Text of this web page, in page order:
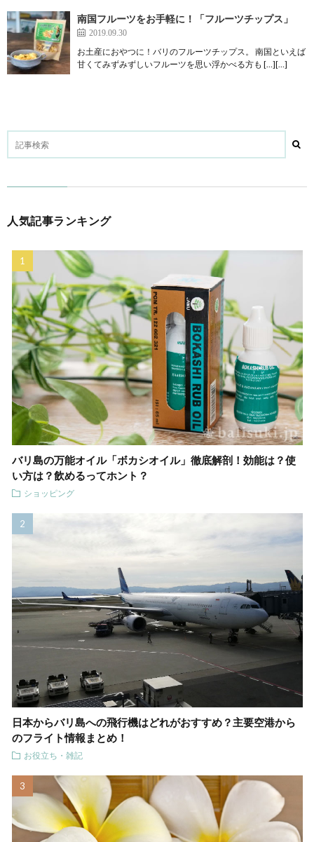
南国フルーツをお手軽に！「フルーツチップス」
2019.09.30
お土産におやつに！バリのフルーツチップス。 南国といえば
甘くてみずみずしいフルーツを思い浮かべる方も […][…]
人気記事ランキング
バリ島の万能オイル「ボカシオイル」徹底解剖！効能は？使
い方は？飲めるってホント？
ショッピング
日本からバリ島への飛行機はどれがおすすめ？主要空港から
のフライト情報まとめ！
お役立ち・雑記